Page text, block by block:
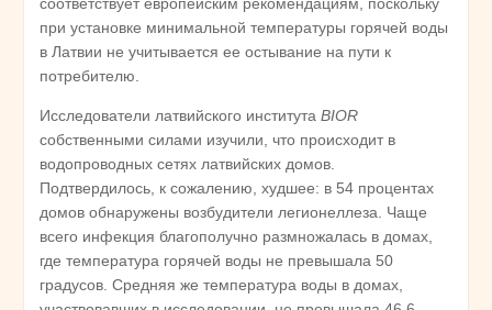
при установке минимальной температуры горячей воды
в Латвии не учитывается ее остывание на пути к
потребителю.
Исследователи латвийского института BIOR
собственными силами изучили, что происходит в
водопроводных сетях латвийских домов.
Подтвердилось, к сожалению, худшее: в 54 процентах
домов обнаружены возбудители легионеллеза. Чаще
всего инфекция благополучно размножалась в домах,
где температура горячей воды не превышала 50
градусов. Средняя же температура воды в домах,